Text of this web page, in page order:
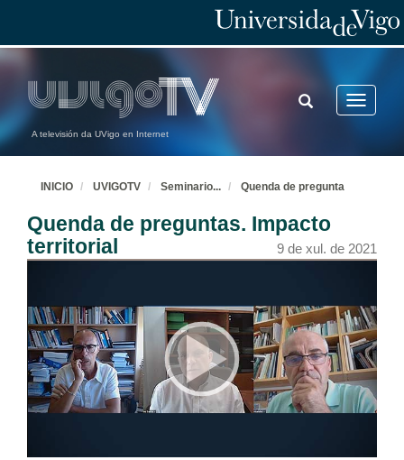
A televisión da UVigo en Internet
Toggle
TOGGLE
SEARCH
INICIO UVIGOTV Seminario... Quenda de pregunta
Quenda de preguntas. Impacto
territorial
9 de xul. de 2021